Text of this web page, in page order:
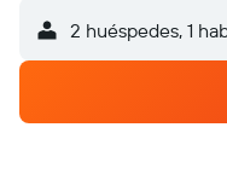
2 huéspedes, 1